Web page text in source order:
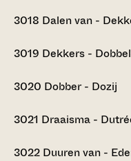
3018 Dalen van -
3019 Dekkers -
3020 Dobber - Dozij
3021 Draaisma -
3022 Duuren van -